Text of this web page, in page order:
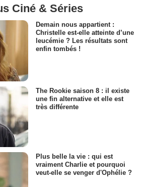
Ciné & Séries
Demain nous appartient :
Christelle est-elle atteinte d’une
leucémie ? Les résultats sont
enfin tombés !
The Rookie saison 8 : il existe
une fin alternative et elle est
très différente
Plus belle la vie : qui est
vraiment Charlie et pourquoi
veut-elle se venger d'Ophélie ?